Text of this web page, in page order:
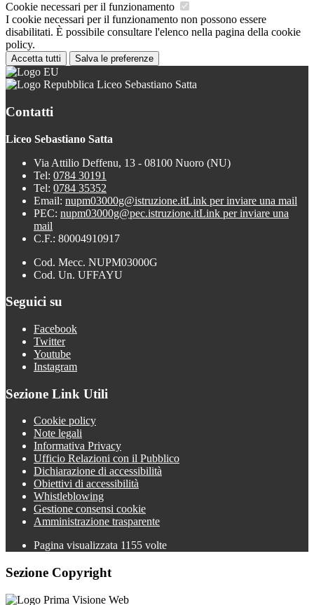
Cookie necessari per il funzionamento
I cookie necessari per il funzionamento non possono essere
disabilitati. È possibile consultare l'elenco nella pagina della cookie
policy.
Accetta tutti Salva le preferenze
Liceo Sebastiano Satta
Contatti
Liceo Sebastiano Satta
Via Attilio Deffenu, 13 - 08100 Nuoro (NU)
Tel: 0784 30191
Tel: 0784 35352
Email: nupm03000g@istruzione.itLink per inviare una mail
PEC: nupm03000g@pec.istruzione.itLink per inviare una
mail
C.F.: 80004910917
Cod. Mecc. NUPM03000G
Cod. Un. UFFAYU
Seguici su
Facebook
Twitter
Youtube
Instagram
Sezione Link Utili
Cookie policy
Note legali
Informativa Privacy
Ufficio Relazioni con il Pubblico
Dichiarazione di accessibilità
Obiettivi di accessibilità
Whistleblowing
Gestione consensi cookie
Amministrazione trasparente
Pagina visualizzata 1155 volte
Sezione Copyright